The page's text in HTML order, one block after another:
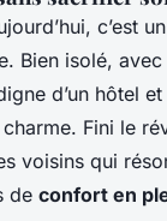
c’est
Bien isolé,
d’un hôtel
Fini le
voisins qui
de confort en